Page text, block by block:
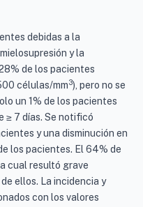
debidas a la
y la
de los pacientes
células/mm3), pero no se
un 1% de los pacientes
≥ 7 días. Se notificó
y una disminución en
los pacientes. El 64% de
cual resultó grave
ellos. La incidencia y
con los valores